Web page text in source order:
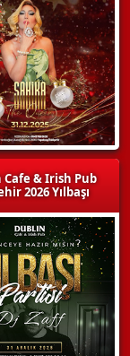
& Irish Pub
2026 Yılbaşı